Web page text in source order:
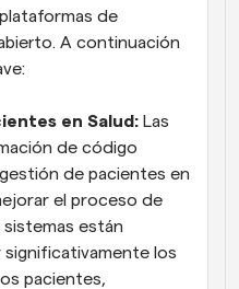
de
A continuación
en Salud: Las
de código
de pacientes en
el proceso de
están
los
pacientes,